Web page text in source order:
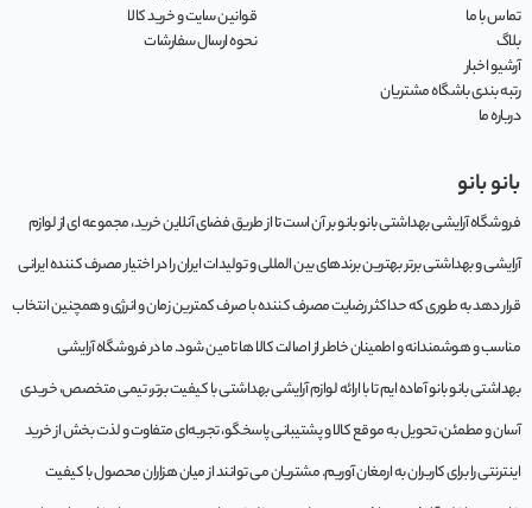
تماس با ما
بلاگ
آرشیو اخبار
رتبه بندی باشگاه مشتریان
درباره ما
قوانین سایت و خرید کالا
نحوه ارسال سفارشات
بانو بانو
فروشگاه آرایشی بهداشتی بانو بانو بر آن است تا از طریق فضای آنلاین خرید، مجموعه‌ ای از لوازم
آرایشی و بهداشتی برتر بهترین برندهای بین المللی و تولیدات ایران را در اختیار مصرف کننده ایرانی
قرار دهد به طوری که حداکثر رضایت مصرف کننده با صرف کمترین زمان و انرژی و همچنین انتخاب
مناسب و هوشمندانه و اطمینان خاطر از اصالت کالا ها تامین شود. ما در فروشگاه آرایشی
بهداشتی بانو بانو آماده ایم تا با ارائه لوازم آرایشی بهداشتی با کیفیت برتر، تیمی متخصص، خریدی
آسان و مطمئن، تحویل به موقع کالا و پشتیبانی پاسخگو، تجربه‌ای متفاوت و لذت بخش از خرید
اینترنتی را برای کاربران به ارمغان آوریم. مشتريان می توانند از ميان هزاران محصول با کيفيت